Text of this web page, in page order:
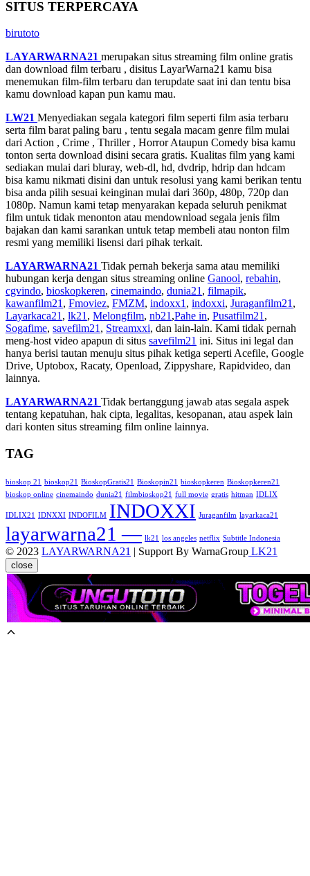
SITUS TERPERCAYA
birutoto
LAYARWARNA21 merupakan situs streaming film online gratis
dan download film terbaru , disitus LayarWarna21 kamu bisa
menemukan film-film terbaru dan terupdate saat ini dan tentu bisa
kamu download kapan pun kamu mau.
LW21 Menyediakan segala kategori film seperti film asia terbaru
serta film barat paling baru , tentu segala macam genre film mulai
dari Action , Crime , Thriller , Horror Ataupun Comedy bisa kamu
tonton serta download disini secara gratis. Kualitas film yang kami
sediakan mulai dari bluray, web-dl, hd, dvdrip, hdrip dan hdcam
bisa kamu nikmati disini dan untuk resolusi yang kami berikan tentu
bisa anda pilih sesuai keinginan mulai dari 360p, 480p, 720p dan
1080p. Namun kami tetap menyarakan kepada seluruh penikmat
film untuk tidak menonton atau mendownload segala jenis film
bajakan dan kami sarankan untuk tetap membeli atau nonton film
resmi yang memiliki lisensi dari pihak terkait.
LAYARWARNA21 Tidak pernah bekerja sama atau memiliki
hubungan kerja dengan situs streaming online Ganool, rebahin,
cgvindo, bioskopkeren, cinemaindo, dunia21 , filmapik,
kawanfilm21 , Fmoviez, FMZM, indoxx1 , indoxxi, Juraganfilm21 ,
Layarkaca21 , lk21 , Melongfilm, nb21 ,Pahe in, Pusatfilm21 ,
Sogafime, savefilm21 , Streamxxi, dan lain-lain. Kami tidak pernah
meng-host video apapun di situs savefilm21 ini. Situs ini legal dan
hanya berisi tautan menuju situs pihak ketiga seperti Acefile, Google
Drive, Uptobox, Racaty, Openload, Zippyshare, Rapidvideo, dan
lainnya.
LAYARWARNA21 Tidak bertanggung jawab atas segala aspek
tentang kepatuhan, hak cipta, legalitas, kesopanan, atau aspek lain
dari konten situs streaming film online lainnya.
TAG
bioskop 21 bioskop21 BioskopGratis21 Bioskopin21 bioskopkeren Bioskopkeren21
bioskop online cinemaindo dunia21 filmbioskop21 full movie gratis hitman IDLIX
IDLIX21 IDNXXI INDOFILM INDOXXI Juraganfilm layarkaca21
layarwarna21 — lk21 los angeles netflix Subtitle Indonesia
© 2023 LAYARWARNA21 | Support By WarnaGroup LK21
close